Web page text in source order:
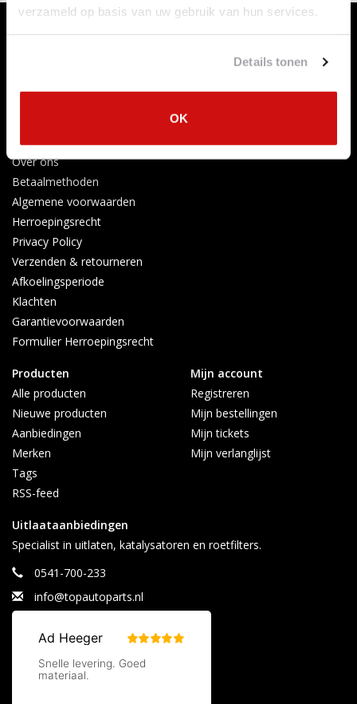
verzameld op basis van uw gebruik van hun services.
Details tonen
OK
Contact opnemen
Over ons
Betaalmethoden
Algemene voorwaarden
Herroepingsrecht
Privacy Policy
Verzenden & retourneren
Afkoelingsperiode
Klachten
Garantievoorwaarden
Formulier Herroepingsrecht
Producten
Alle producten
Nieuwe producten
Aanbiedingen
Merken
Tags
RSS-feed
Mijn account
Registreren
Mijn bestellingen
Mijn tickets
Mijn verlanglijst
Uitlaataanbiedingen
Specialist in uitlaten, katalysatoren en roetfilters.
0541-700-233
info@topautoparts.nl